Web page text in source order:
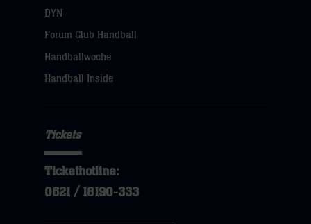
öffnen,
dann
DYN
Forum Club Handball
Handballwoche
Handball Inside
Tickets
Tickethotline:
0621 / 18190-333